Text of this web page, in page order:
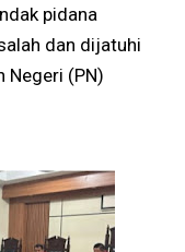
pidana
dan dijatuhi
Negeri (PN)